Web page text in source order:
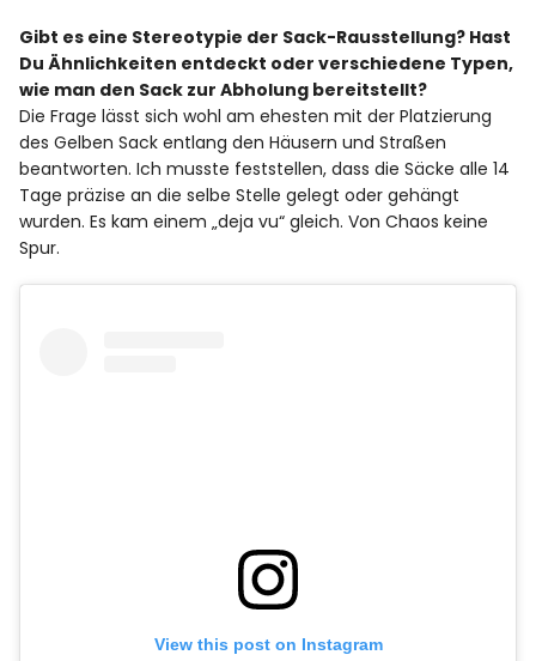
Gibt es eine Stereotypie der Sack-Rausstellung? Hast
Du Ähnlichkeiten entdeckt oder verschiedene Typen,
wie man den Sack zur Abholung bereitstellt?
Die Frage lässt sich wohl am ehesten mit der Platzierung
des Gelben Sack entlang den Häusern und Straßen
beantworten. Ich musste feststellen, dass die Säcke alle 14
Tage präzise an die selbe Stelle gelegt oder gehängt
wurden. Es kam einem „deja vu“ gleich. Von Chaos keine
Spur.
View this post on Instagram